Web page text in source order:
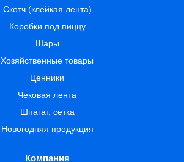
Скотч (клейкая лента)
Коробки под пиццу
Шары
Хозяйственные товары
Ценники
Чековая лента
Шпагат, сетка
Новогодняя продукция
Компания